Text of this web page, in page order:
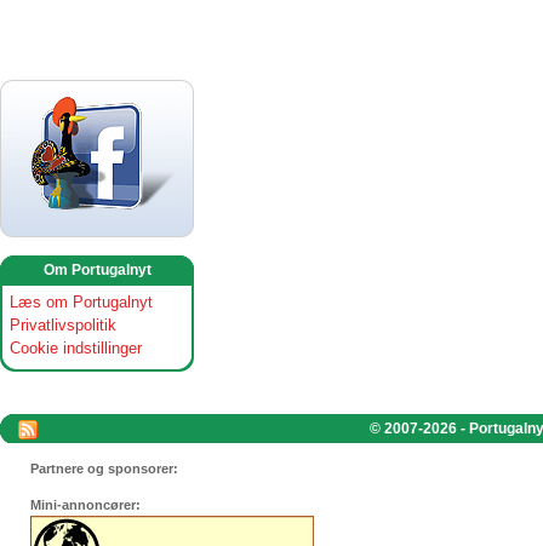
Om Portugalnyt
Læs om Portugalnyt
Privatlivspolitik
Cookie indstillinger
© 2007-2026 -
Partnere og sponsorer:
Mini-annoncører: